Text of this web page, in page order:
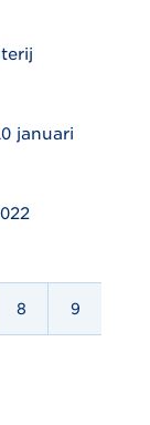
januari
8 9